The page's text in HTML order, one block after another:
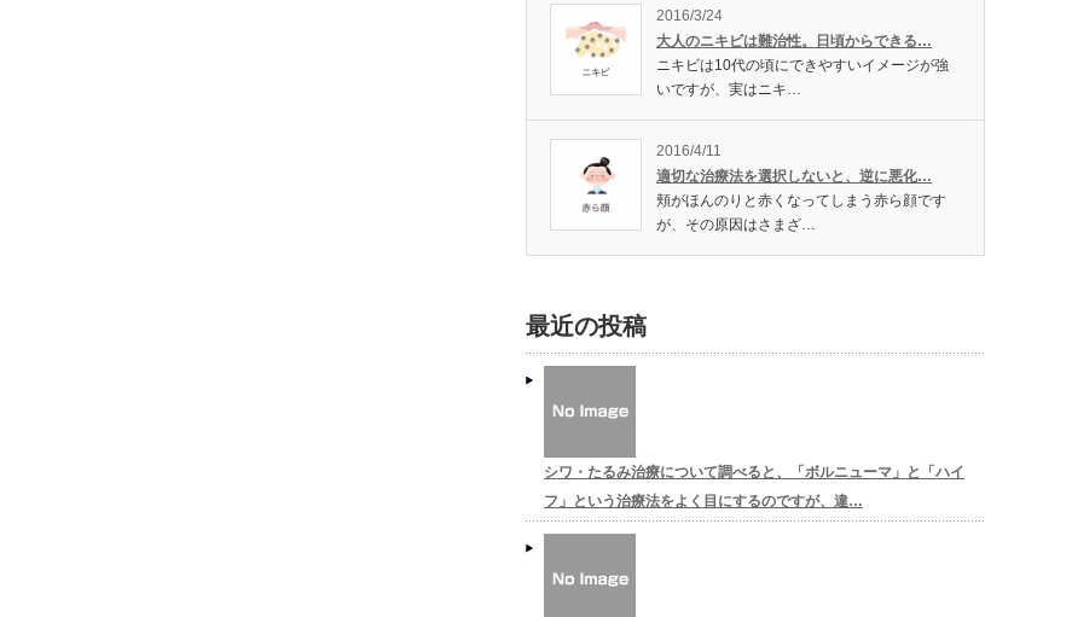
2016/3/24
大人のニキビは難治性。日頃からできる…
ニキビは10代の頃にできやすいイメージが強
いですが、実はニキ…
2016/4/11
適切な治療法を選択しないと、逆に悪化…
頬がほんのりと赤くなってしまう赤ら顔です
が、その原因はさまざ…
最近の投稿
シワ・たるみ治療について調べると、「ボルニューマ」と「ハイ
フ」という治療法をよく目にするのですが、違…